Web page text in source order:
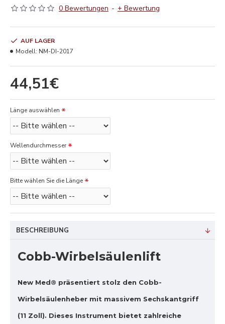
0 Bewertungen - + Bewertung
44,51€
AUF LAGER
Modell: NM-DI-2017
Länge auswählen
Wellendurchmesser
Bitte wählen Sie die Länge
BESCHREIBUNG
Cobb-Wirbelsäulenlift
New Med® präsentiert stolz den Cobb-
Wirbelsäulenheber mit massivem Sechskantgriff
(11 Zoll). Dieses Instrument bietet zahlreiche